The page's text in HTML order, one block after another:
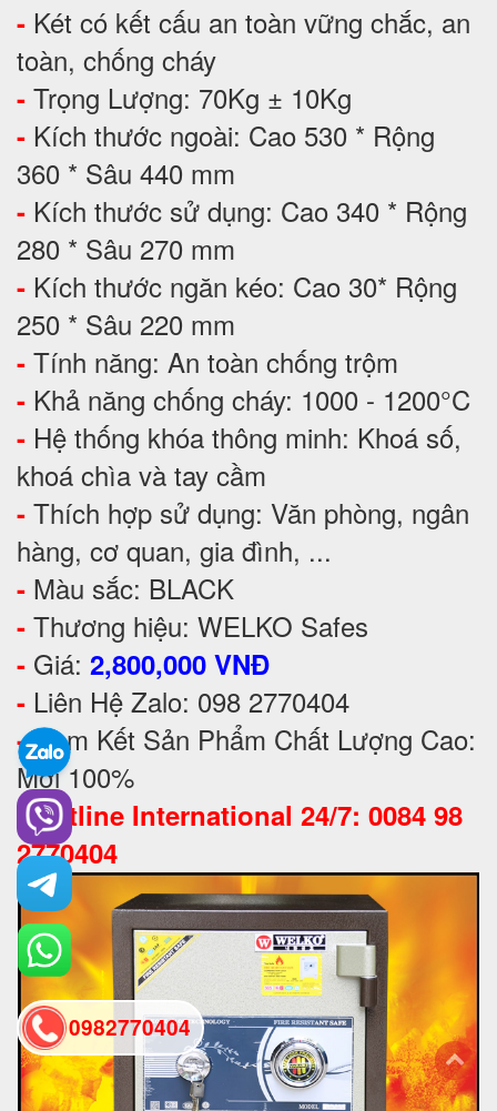
- Két có kết cấu an toàn vững chắc, an
toàn, chống cháy
- Trọng Lượng: 70Kg ± 10Kg
- Kích thước ngoài: Cao 530 * Rộng
360 * Sâu 440 mm
- Kích thước sử dụng: Cao 340 * Rộng
280 * Sâu 270 mm
- Kích thước ngăn kéo: Cao 30* Rộng
250 * Sâu 220 mm
- Tính năng: An toàn chống trộm
- Khả năng chống cháy: 1000 - 1200°C
- Hệ thống khóa thông minh: Khoá số,
khoá chìa và tay cầm
- Thích hợp sử dụng: Văn phòng, ngân
hàng, cơ quan, gia đình, ...
- Màu sắc: BLACK
- Thương hiệu: WELKO Safes
- Giá: 2,800,000 VNĐ
- Liên Hệ Zalo: 098 2770404
-Cam Kết Sản Phẩm Chất Lượng Cao:
Mới 100%
- Hotline International 24/7: 0084 98
2770404
0982770404
back